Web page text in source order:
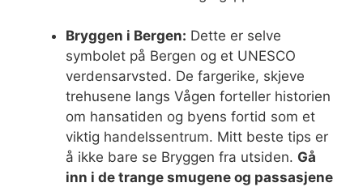
Bryggen i Bergen: Dette er selve
symbolet på Bergen og et UNESCO
verdensarvsted. De fargerike, skjeve
trehusene langs Vågen forteller historien
om hansatiden og byens fortid som et
viktig handelssentrum. Mitt beste tips er
å ikke bare se Bryggen fra utsiden. Gå
inn i de trange smugene og passasjene